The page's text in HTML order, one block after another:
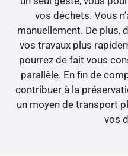
vos déchets. Vous
manuellement. De plus,
vos travaux plus
pourrez de fait vous
parallèle. En fin de
contribuer à la
un moyen de transport
vos